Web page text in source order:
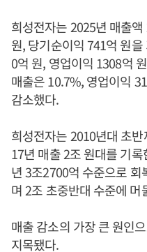
희성전자는 2025년 매출
원, 당기순이익 741억 원
0억 원, 영업이익 1308억
매출은 10.7%, 영업이익
감소했다.
희성전자는 2010년대 초
17년 매출 2조 원대를 기
년 3조2700억 수준으로
며 2조 초중반대 수준에 머
매출 감소의 가장 큰 원인
지목됐다.